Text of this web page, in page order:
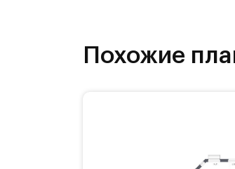
На территории
Для автомобилистов —
Территория квартала
Похожие